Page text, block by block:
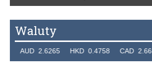
Waluty
2.6265 HKD 0.4758 CAD 2.6618